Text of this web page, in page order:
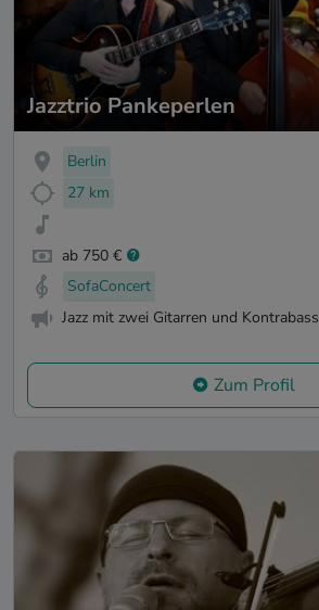
Jazztrio Pankeperlen
Berlin
27 km
ab 750 €
SofaConcert
Jazz mit zwei Gitarren und Kontrabass
Zum Profil